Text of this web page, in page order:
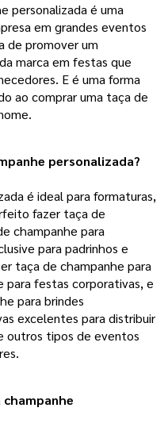
personalizada é uma
em grandes eventos
de promover um
marca em festas que
E é uma forma
ao comprar uma taça de
personalizada?
é ideal para formaturas,
fazer taça de
champanhe para
para padrinhos e
taça de champanhe para
para festas corporativas, e
para brindes
excelentes para distribuir
outros tipos de eventos